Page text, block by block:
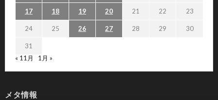
17 18 19 20 21 22 23
24 25 26 27 28 29 30
31
« 11月
1月 »
メタ情報